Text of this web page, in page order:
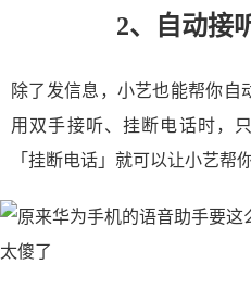
2、自动接
除了发信息，小艺也能帮你自
用双手接听、挂断电话时，
「挂断电话」就可以让小艺帮